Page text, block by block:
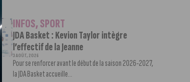
INFOS,SPORT
JDA Basket : Kevion Taylor intègre
l’effectif de la Jeanne
3 AOÛT, 2026
Pour se renforcer avant le début de la saison 2026-2027,
la JDA Basket accueille...